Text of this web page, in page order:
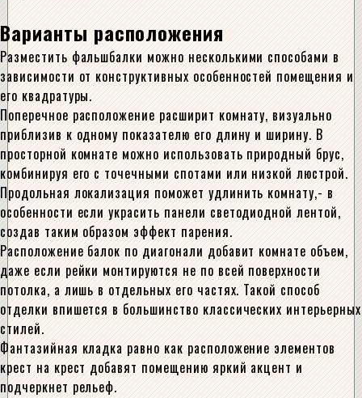
Варианты расположения
Разместить фальшбалки можно несколькими способами в
зависимости от конструктивных особенностей помещения и
его квадратуры.
Поперечное расположение расширит комнату, визуально
приблизив к одному показателю его длину и ширину. В
просторной комнате можно использовать природный брус,
комбинируя его с точечными спотами или низкой люстрой.
Продольная локализация поможет удлинить комнату,- в
особенности если украсить панели светодиодной лентой,
создав таким образом эффект парения.
Расположение балок по диагонали добавит комнате объем,
даже если рейки монтируются не по всей поверхности
потолка, а лишь в отдельных его частях. Такой способ
отделки впишется в большинство классических интерьерных
стилей.
Фантазийная кладка равно как расположение элементов
крест на крест добавят помещению яркий акцент и
подчеркнет рельеф.